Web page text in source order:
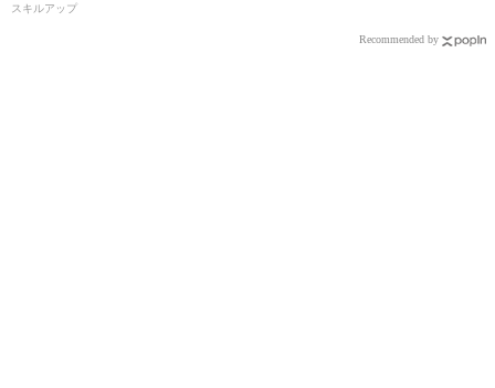
スキルアップ
Recommended by